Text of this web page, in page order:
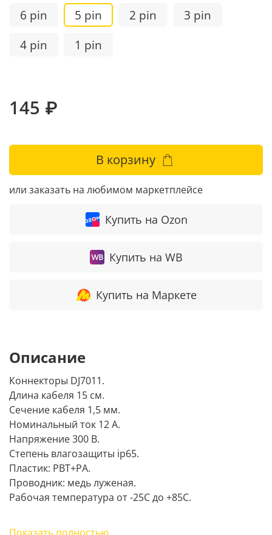
6 pin 5 pin 2 pin
3 pin
4 pin
1 pin
145 ₽
В корзину
или заказать на любимом маркетплейсе
Купить на Ozon
Купить на WB
Купить на Маркете
Описание
Коннекторы DJ7011.
Длина кабеля 15 см.
Сечение кабеля 1,5 мм.
Номинальный ток 12 А.
Напряжение 300 В.
Степень влагозащиты ip65.
Пластик: PBT+PA.
Проводник: медь луженая.
Рабочая температура от -25С до +85C.
Такая герметичная автомобильная колодка